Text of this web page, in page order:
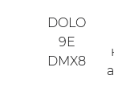
DOLO
9E
DMX8